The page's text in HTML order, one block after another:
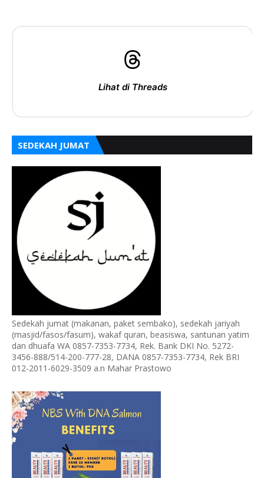
Lihat di Threads
SEDEKAH JUMAT
Sedekah jumat (makanan, paket sembako), sedekah jariyah
(masjid/fasos/fasum), wakaf quran, beasiswa, santunan yatim
dan dhuafa WA 0857-7353-7734, Rek. Bank DKI No. 5272-
3456-888/514-200-777-28, DANA 0857-7353-7734, Rek BRI
012-2011-6029-3509 a.n Mahar Prastowo